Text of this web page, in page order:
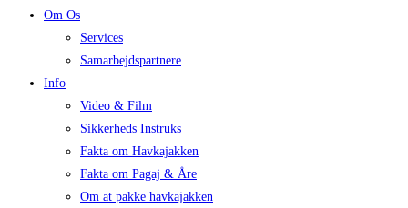
Om Os
Services
Samarbejdspartnere
Info
Video & Film
Sikkerheds Instruks
Fakta om Havkajakken
Fakta om Pagaj & Åre
Om at pakke havkajakken